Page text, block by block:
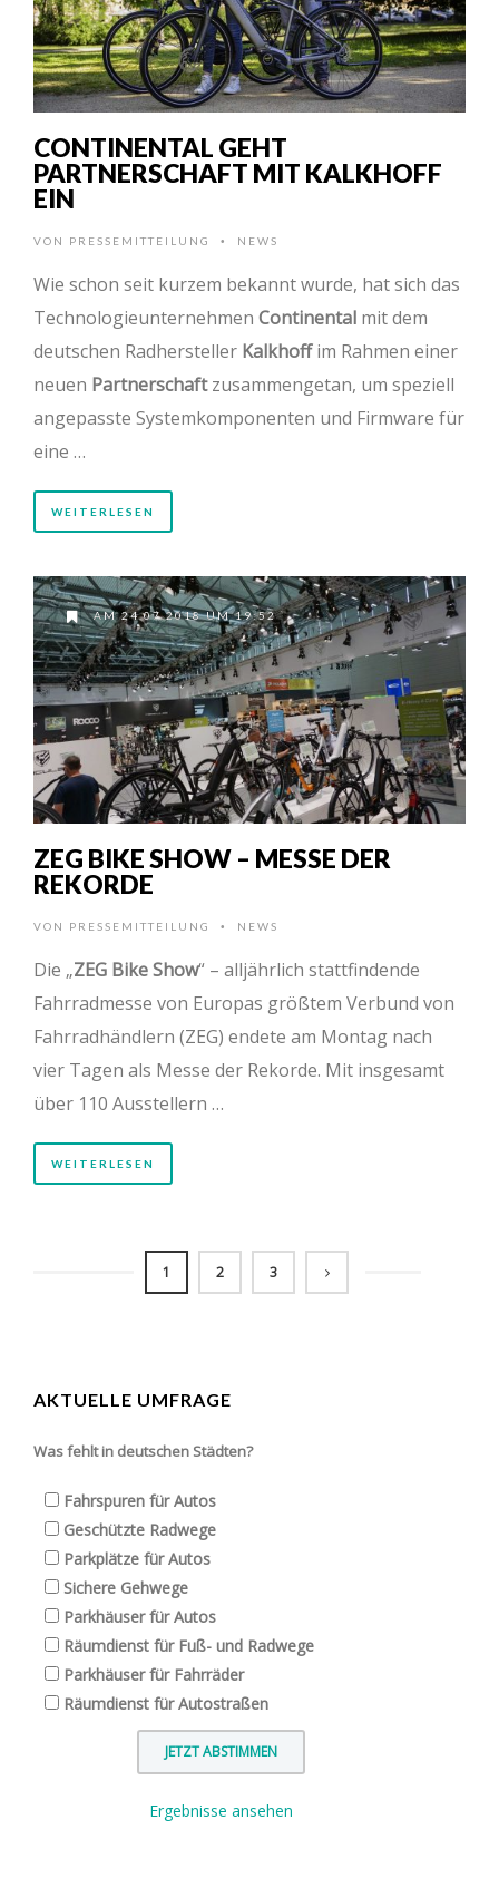
CONTINENTAL GEHT
PARTNERSCHAFT MIT KALKHOFF
EIN
VON PRESSEMITTEILUNG • NEWS
Wie schon seit kurzem bekannt wurde, hat sich das
Technologieunternehmen Continental mit dem
deutschen Radhersteller Kalkhoffim Rahmen einer
neuen Partnerschaftzusammengetan, um speziell
angepasste Systemkomponenten und Firmware für
eine …
WEITERLESEN
AM 24.07.2018 UM 19:52
ZEG BIKE SHOW – MESSE DER
REKORDE
VON PRESSEMITTEILUNG • NEWS
Die „ZEG Bike Show“ – alljährlich stattfindende
Fahrradmesse von Europas größtem Verbund von
Fahrradhändlern (ZEG) endete am Montag nach
vier Tagen als Messe der Rekorde. Mit insgesamt
über 110 Ausstellern …
WEITERLESEN
1 2 3
AKTUELLE UMFRAGE
Was fehlt in deutschen Städten?
Fahrspuren für Autos
Geschützte Radwege
Parkplätze für Autos
Sichere Gehwege
Parkhäuser für Autos
Räumdienst für Fuß- und Radwege
Parkhäuser für Fahrräder
Räumdienst für Autostraßen
Ergebnisse ansehen